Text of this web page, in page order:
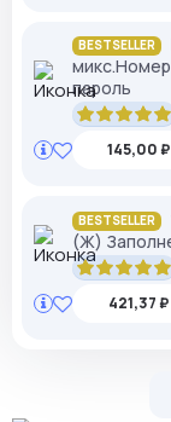
BESTSELLER
пароль
145,00 ₽
BESTSELLER
(Ж)
421,37 ₽